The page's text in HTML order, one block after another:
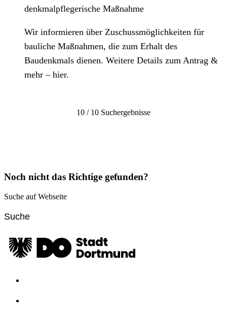
denkmalpflegerische Maßnahme
Wir informieren über Zuschussmöglichkeiten für
bauliche Maßnahmen, die zum Erhalt des
Baudenkmals dienen. Weitere Details zum Antrag &
mehr – hier.
10 / 10 Suchergebnisse
Noch nicht das Richtige gefunden?
Suche auf Webseite